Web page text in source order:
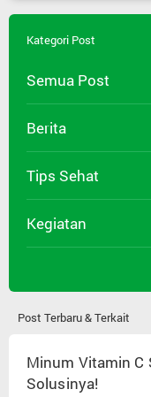
Kategori Post
Semua Post
Berita
Tips Sehat
Kegiatan
Post Terbaru & Terkait
Minum Vitamin C
Solusinya!